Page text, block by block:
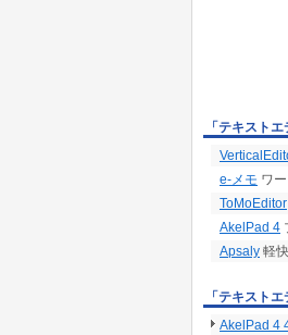
「テキスト
e-メモ ワ
ToMoEditor
AkelPad 4
Apsaly 軽
「テキスト
AkelPad 4